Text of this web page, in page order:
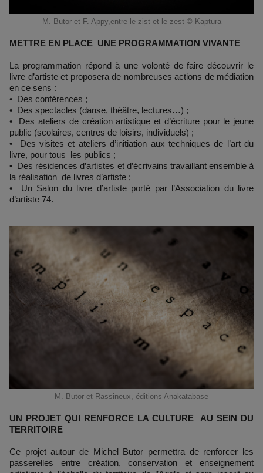
M. Butor et F. Appy,entre le zist et le zest © Kaptura
METTRE EN PLACE UNE PROGRAMMATION VIVANTE
La programmation répond à une volonté de faire découvrir le
livre d’artiste et proposera de nombreuses actions de médiation
en ce sens :
• Des conférences ;
• Des spectacles (danse, théâtre, lectures…) ;
• Des ateliers de création artistique et d’écriture pour le jeune
public (scolaires, centres de loisirs, individuels) ;
• Des visites et ateliers d’initiation aux techniques de l’art du
livre, pour tous les publics ;
• Des résidences d’artistes et d’écrivains travaillant ensemble à
la réalisation de livres d’artiste ;
• Un Salon du livre d’artiste porté par l’Association du livre
d’artiste 74.
M. Butor et Rassineux, éditions Anakatabase
UN PROJET QUI RENFORCE LA CULTURE AU SEIN DU
TERRITOIRE
Ce projet autour de Michel Butor permettra de renforcer les
passerelles entre création, conservation et enseignement